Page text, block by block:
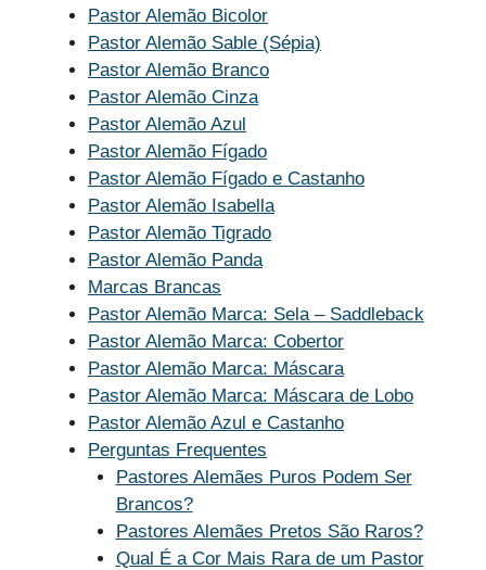
Pastor Alemão Bicolor
Pastor Alemão Sable (Sépia)
Pastor Alemão Branco
Pastor Alemão Cinza
Pastor Alemão Azul
Pastor Alemão Fígado
Pastor Alemão Fígado e Castanho
Pastor Alemão Isabella
Pastor Alemão Tigrado
Pastor Alemão Panda
Marcas Brancas
Pastor Alemão Marca: Sela – Saddleback
Pastor Alemão Marca: Cobertor
Pastor Alemão Marca: Máscara
Pastor Alemão Marca: Máscara de Lobo
Pastor Alemão Azul e Castanho
Perguntas Frequentes
Pastores Alemães Puros Podem Ser
Brancos?
Pastores Alemães Pretos São Raros?
Qual É a Cor Mais Rara de um Pastor